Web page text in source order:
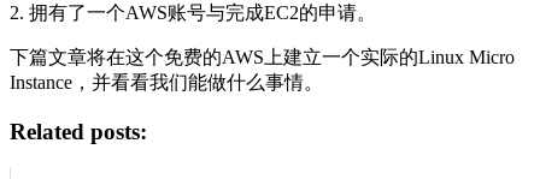
2. 拥有了一个AWS账号与完成EC2的申请。
下篇文章将在这个免费的AWS上建立一个实际的Linux Micro
Instance，并看看我们能做什么事情。
Related posts: